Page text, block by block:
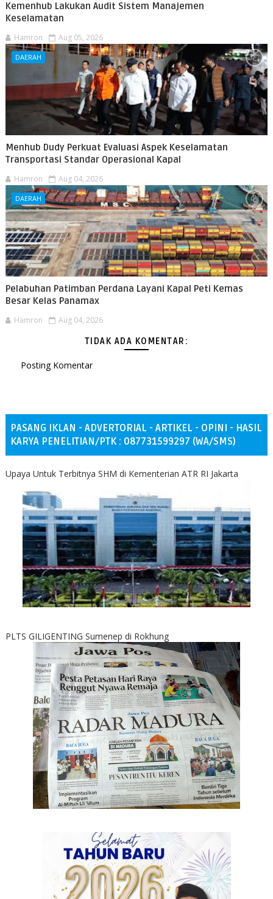
Kemenhub Lakukan Audit Sistem Manajemen
Keselamatan
Hamron Aug 05, 2026
DAERAH
Menhub Dudy Perkuat Evaluasi Aspek Keselamatan
Transportasi Standar Operasional Kapal
Hamron Aug 04, 2026
DAERAH
Pelabuhan Patimban Perdana Layani Kapal Peti Kemas
Besar Kelas Panamax
Hamron Aug 04, 2026
TIDAK ADA KOMENTAR:
Posting Komentar
PASANG IKLAN - ADVERTORIAL - ARTIKEL - OPINI - HASIL
KARYA PENELITIAN/PTK : 087731599297 (WA/SMS)
Upaya Untuk Terbitnya SHM di Kementerian ATR RI Jakarta
PLTS GILIGENTING Sumenep di Rokhung